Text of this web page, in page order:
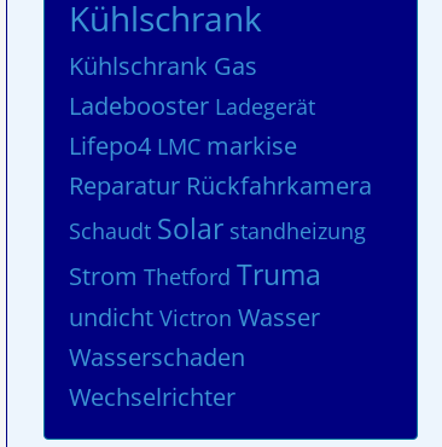
Kühlschrank
Kühlschrank Gas
Ladebooster Ladegerät
Lifepo4 LMC markise
Reparatur Rückfahrkamera
Schaudt Solar standheizung
Strom Thetford Truma
undicht Victron Wasser
Wasserschaden
Wechselrichter